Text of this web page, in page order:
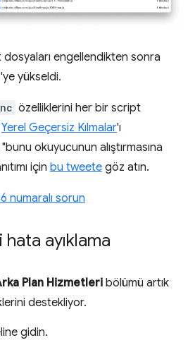
engellendikten sonra
yükseldi.
özelliklerini her bir script
Yerel Geçersiz Kılmalar'ı
okuyucunun alıştırmasına
için bu tweete göz atın.
numaralı sorun
ayıklama
Plan Hizmetleri bölümü artık
destekliyor.
gidin.